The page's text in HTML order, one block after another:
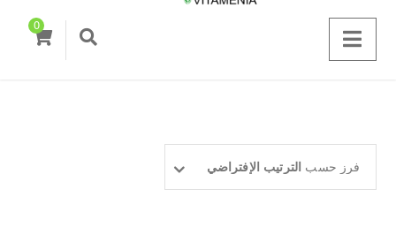
0
فرز حسب الترتيب الإفتراضي